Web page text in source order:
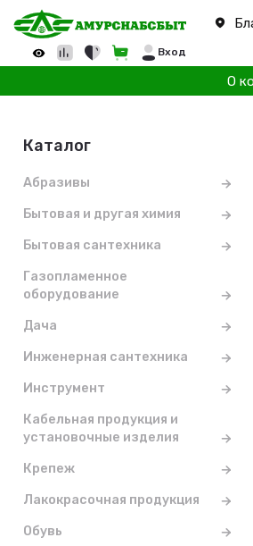
Вход
О
Каталог
Абразивы
Бытовая и другая химия
Бытовая сантехника
Газопламенное
оборудование
Дача
Инженерная сантехника
Инструмент
Кабельная продукция и
установочные изделия
Крепеж
Лакокрасочная продукция
Обувь